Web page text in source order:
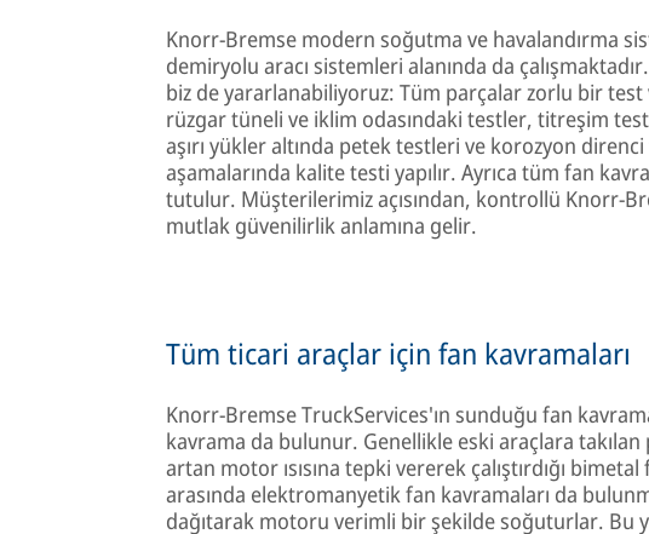
Knorr-Bremse modern soğutma ve havalandırma
demiryolu aracı sistemleri alanında da
biz de yararlanabiliyoruz: Tüm parçalar zorlu bir
rüzgar tüneli ve iklim odasındaki testler, titreşim
aşırı yükler altında petek testleri ve korozyon
aşamalarında kalite testi yapılır. Ayrıca tüm fan
tutulur. Müşterilerimiz açısından, kontrollü Knorr-
mutlak güvenilirlik anlamına gelir.
Tüm ticari araçlar için fan kavramaları
Knorr-Bremse TruckServices'ın sunduğu fan
kavrama da bulunur. Genellikle eski araçlara
artan motor ısısına tepki vererek çalıştırdığı
arasında elektromanyetik fan kavramaları da
dağıtarak motoru verimli bir şekilde soğuturlar. Bu